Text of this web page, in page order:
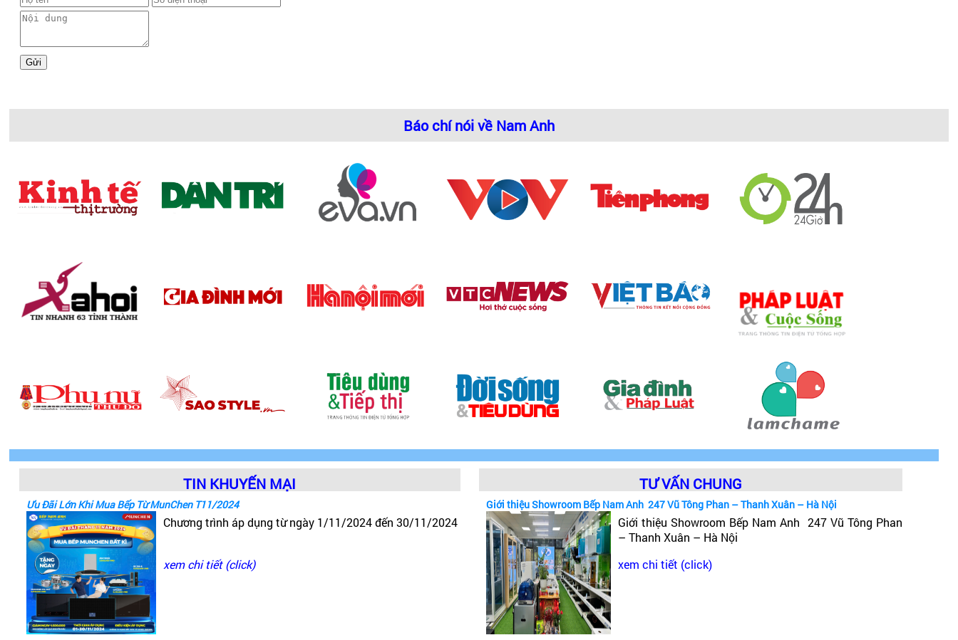
Báo chí nói về Nam Anh
TIN KHUYẾN MẠI
Ưu Đãi Lớn Khi Mua Bếp Từ MunChen T11/2024
Chương trình áp dụng từ ngày 1/11/2024 đến 30/11/2024
xem chi tiết (click)
TƯ VẤN CHUNG
Giới thiệu Showroom Bếp Nam Anh 247 Vũ Tông Phan – Thanh Xuân – Hà Nội
Giới thiệu Showroom Bếp Nam Anh 247 Vũ Tông Phan
– Thanh Xuân – Hà Nội
xem chi tiết (click)